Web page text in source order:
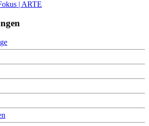
| ARTE